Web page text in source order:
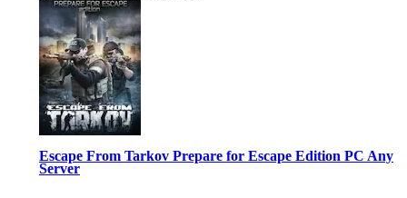
Escape From Tarkov Prepare for Escape Edition PC Any
Server